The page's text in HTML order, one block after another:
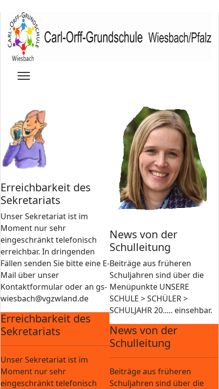
Erreichbarkeit des
Sekretariats
Unser Sekretariat ist im
Moment nur sehr
eingeschränkt telefonisch
erreichbar. In dringenden
Fällen senden Sie bitte eine E-
Mail über unser
Kontaktformular oder an gs-
wiesbach@vgzwland.de
Erreichbarkeit des
Sekretariats
Unser Sekretariat ist im
Moment nur sehr
eingeschränkt telefonisch
News von der
Schulleitung
Beiträge aus früheren
Schuljahren sind über die
Menüpunkte UNSERE
SCHULE > SCHÜLER >
SCHULJAHR 20..... einsehbar.
News von der
Schulleitung
Beiträge aus früheren
Schuljahren sind über die